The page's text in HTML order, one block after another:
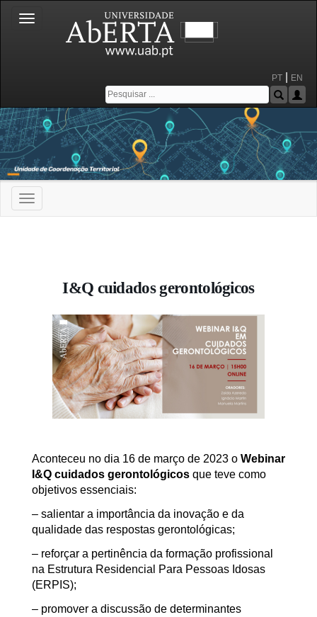
Toggle
navigation
PT EN
Toggle
navigation
I&Q cuidados gerontológicos
Aconteceu no dia 16 de março de 2023 o Webinar
I&Q cuidados gerontológicos que teve como
objetivos essenciais:
– salientar a importância da inovação e da
qualidade das respostas gerontológicas;
– reforçar a pertinência da formação profissional
na Estrutura Residencial Para Pessoas Idosas
(ERPIS);
– promover a discussão de determinantes